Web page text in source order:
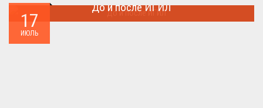
17
ИЮЛЬ
До и после ИГИЛ